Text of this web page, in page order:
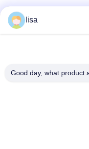
lisa
Good day, what product